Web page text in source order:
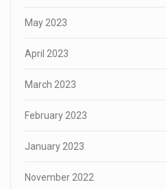
May 2023
April 2023
March 2023
February 2023
January 2023
November 2022